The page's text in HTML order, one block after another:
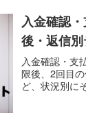
入金確認
後・返信
入金確認・支
限後、2回目
ど、状況別に